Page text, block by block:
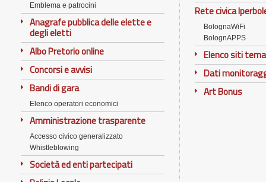
Emblema e patrocini
Anagrafe pubblica delle elette e
degli eletti
Albo Pretorio online
Concorsi e avvisi
Bandi di gara
Elenco operatori economici
Amministrazione trasparente
Accesso civico generalizzato
Whistleblowing
Società ed enti partecipati
Rete civica
BolognaWiFi
BolognAPPS
Elenco siti
Dati
Art Bonus